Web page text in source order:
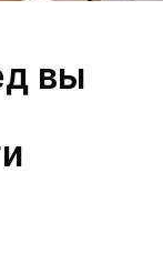
вы